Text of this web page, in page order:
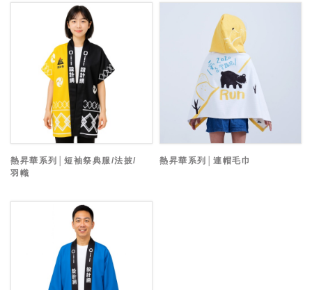
熱昇華系列│短袖祭典服/法披/
羽幟
熱昇華系列│連帽毛巾